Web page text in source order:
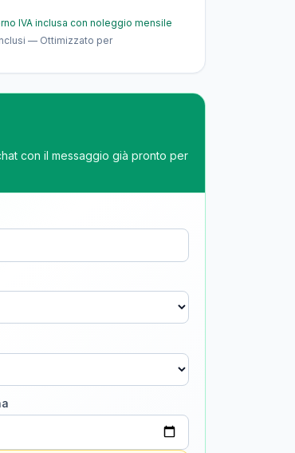
IVA inclusa con noleggio mensile
— Ottimizzato per
con il messaggio già pronto per